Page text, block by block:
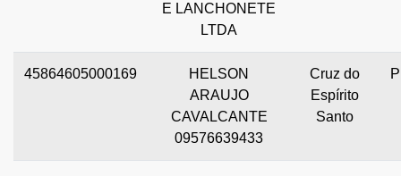
E LANCHONETE
LTDA
45864605000169
HELSON
ARAUJO
CAVALCANTE
09576639433
Cruz do
Espírito
Santo